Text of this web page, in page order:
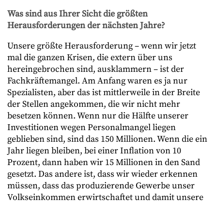
Was sind aus Ihrer Sicht die größten
Herausforderungen der nächsten Jahre?
Unsere größte Herausforderung – wenn wir jetzt
mal die ganzen Krisen, die extern über uns
hereingebrochen sind, ausklammern – ist der
Fachkräftemangel. Am Anfang waren es ja nur
Spezialisten, aber das ist mittlerweile in der Breite
der Stellen angekommen, die wir nicht mehr
besetzen können. Wenn nur die Hälfte unserer
Investitionen wegen Personalmangel liegen
geblieben sind, sind das 150 Millionen. Wenn die ein
Jahr liegen bleiben, bei einer Inflation von 10
Prozent, dann haben wir 15 Millionen in den Sand
gesetzt. Das andere ist, dass wir wieder erkennen
müssen, dass das produzierende Gewerbe unser
Volkseinkommen erwirtschaftet und damit unsere